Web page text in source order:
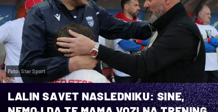
Foto: Star Sport
LALIN SAVET NASLEDNIKU: SINE,